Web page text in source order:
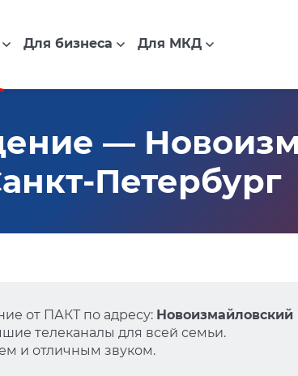
Для бизнеса Для МКД
—
Петербург
от ПАКТ по адресу: Новоизмайловский
телеканалы для всей семьи.
и отличным звуком.